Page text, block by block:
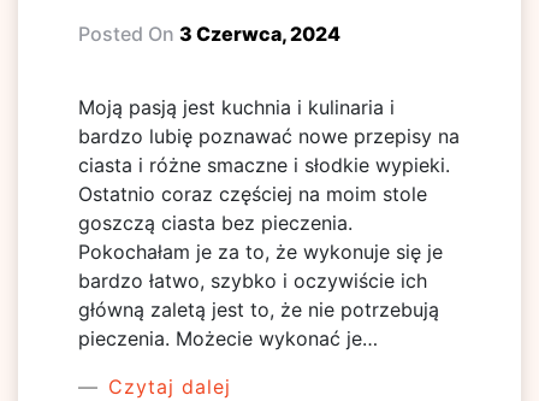
Posted On 3 Czerwca, 2024
Moją pasją jest kuchnia i kulinaria i
bardzo lubię poznawać nowe przepisy na
ciasta i różne smaczne i słodkie wypieki.
Ostatnio coraz częściej na moim stole
goszczą ciasta bez pieczenia.
Pokochałam je za to, że wykonuje się je
bardzo łatwo, szybko i oczywiście ich
główną zaletą jest to, że nie potrzebują
pieczenia. Możecie wykonać je…
Czytaj dalej